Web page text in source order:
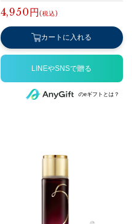
4,950円
カートに入れる
のeギフトとは？